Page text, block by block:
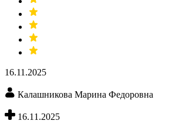
16.11.2025
Калашникова Марина Федоровна
16.11.2025